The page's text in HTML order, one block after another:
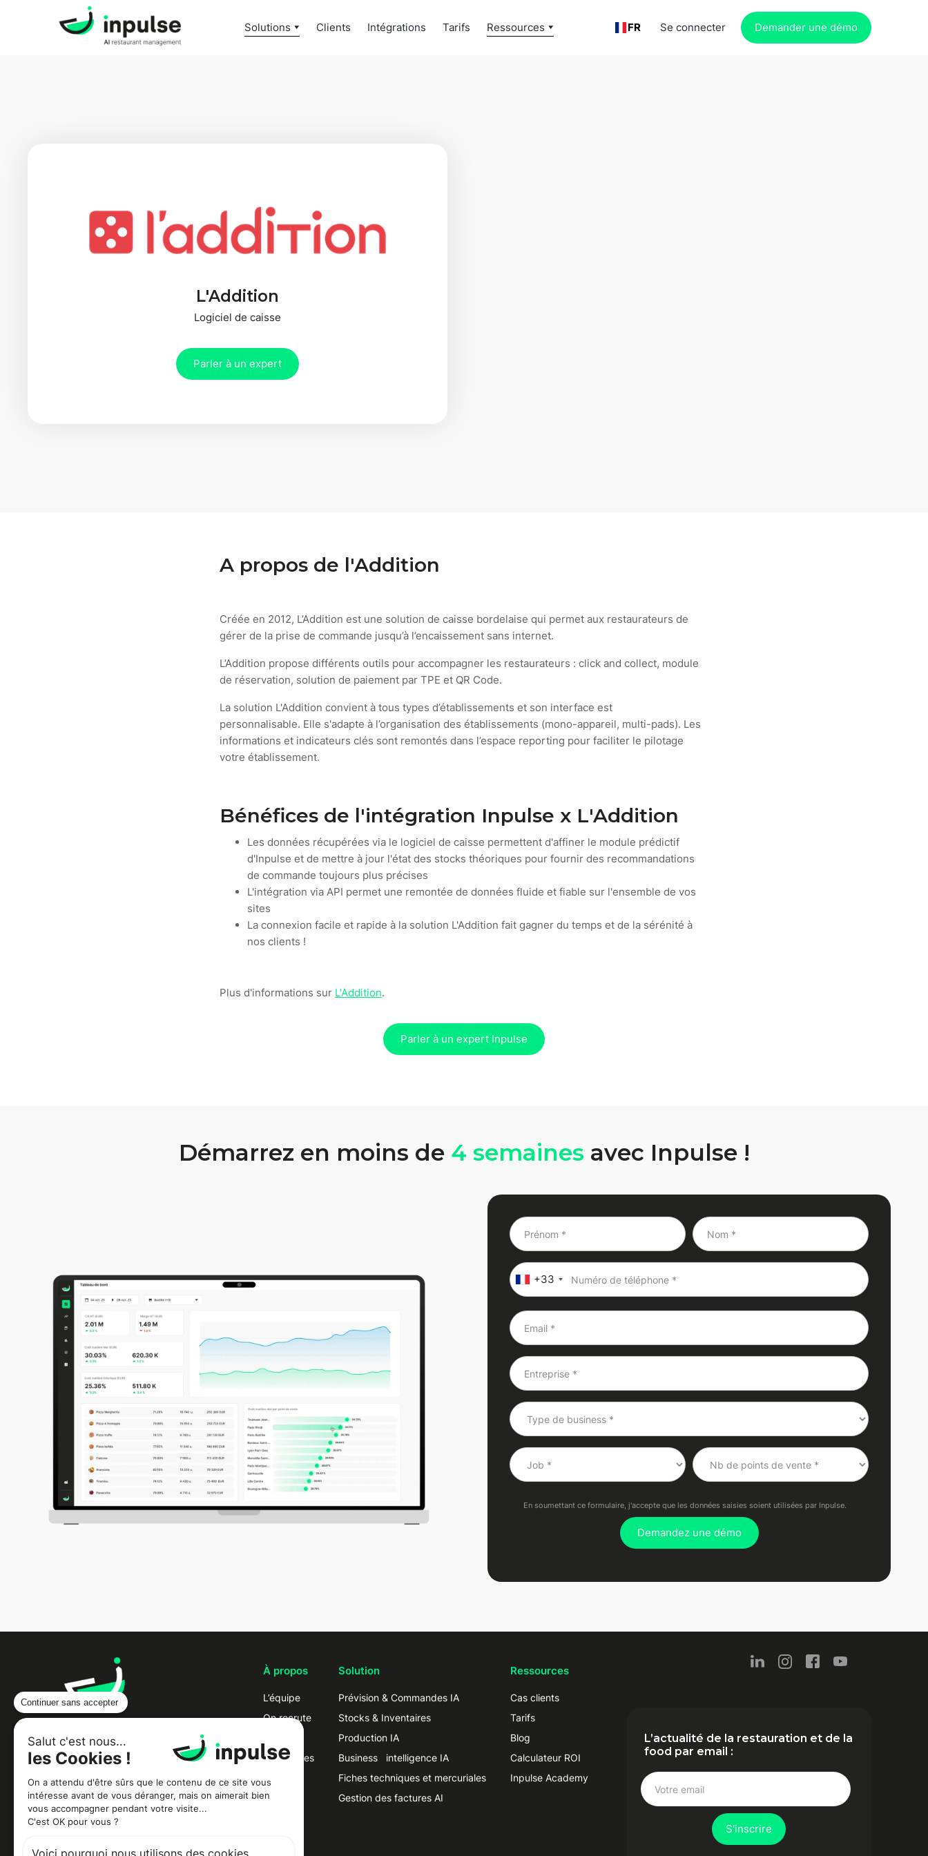
Continuer sans accepter
Salut c'est nous...
les Cookies !
On a attendu d'être sûrs que le contenu de ce site vous
intéresse avant de vous déranger, mais on aimerait bien
vous accompagner pendant votre visite...
C'est OK pour vous ?
Voici pourquoi nous utilisons des cookies.
Solutions Clients Intégrations Tarifs Ressources FR Se connecter Demander une démo
L'Addition
Logiciel de caisse
Parler à un expert
A propos de l'Addition
Créée en 2012, L’Addition est une solution de caisse bordelaise qui permet aux restaurateurs de
gérer de la prise de commande jusqu’à l’encaissement sans internet.
L’Addition propose différents outils pour accompagner les restaurateurs : click and collect, module
de réservation, solution de paiement par TPE et QR Code.
La solution L'Addition convient à tous types d’établissements et son interface est
personnalisable. Elle s'adapte à l’organisation des établissements (mono-appareil, multi-pads). Les
informations et indicateurs clés sont remontés dans l’espace reporting pour faciliter le pilotage
votre établissement.
Bénéfices de l'intégration Inpulse x L'Addition
Les données récupérées via le logiciel de caisse permettent d'affiner le module prédictif
d'Inpulse et de mettre à jour l'état des stocks théoriques pour fournir des recommandations
de commande toujours plus précises
L'intégration via API permet une remontée de données fluide et fiable sur l'ensemble de vos
sites
La connexion facile et rapide à la solution L'Addition fait gagner du temps et de la sérénité à
nos clients !
Plus d'informations sur L'Addition.
Parler à un expert Inpulse
Démarrez en moins de 4 semaines avec Inpulse !
+33
En soumettant ce formulaire, j'accepte que les données saisies soient utilisées par Inpulse.
La plateforme d'IA tout-en-un qui
garantit la marge des chaînes de
restaurants et boulangeries.
À propos
L’équipe
On recrute
Partenaires
Contact
Solution
Prévision & Commandes IA
Stocks & Inventaires
Production IA
Business intelligence IA
Fiches techniques et mercuriales
Gestion des factures AI
Ressources
Cas clients
Tarifs
Blog
Calculateur ROI
Inpulse Academy
L’actualité de la restauration et de la
food par email :